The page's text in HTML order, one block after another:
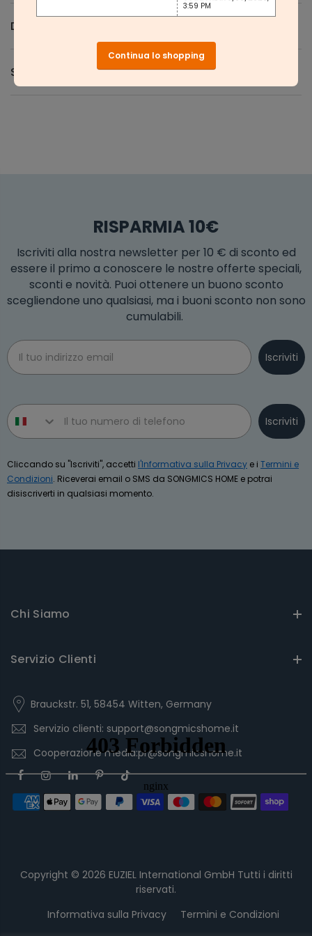
Domande e Risposte
Spedizione e Resi
RISPARMIA 10€
Iscriviti alla nostra newsletter per 10 € di sconto ed
essere il primo a conoscere le nostre offerte speciali,
sconti e novità. Puoi ottenere un buono sconto
scegliendone uno qualsiasi, ma i buoni sconto non sono
cumulabili.
Email
Iscriviti
Phone number
Iscriviti
Cliccando su "Iscriviti", accetti l'Informativa sulla Privacy e i Termini e
Condizioni. Riceverai email o SMS da SONGMICS HOME e potrai
disiscriverti in qualsiasi momento.
Chi Siamo
Servizio Clienti
Brauckstr. 51, 58454 Witten, Germany
Servizio clienti: support@songmicshome.it
Cooperazione media:pr@songmicshome.it
Copyright © 2026 EUZIEL International GmbH Tutti i diritti
riservati.
Informativa sulla Privacy
Termini e Condizioni
3:59 PM
Continua lo shopping